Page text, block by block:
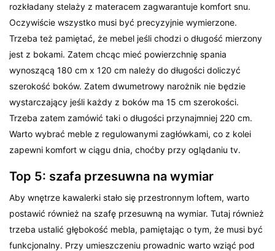
rozkładany stelaży z materacem zagwarantuje komfort snu.
Oczywiście wszystko musi być precyzyjnie wymierzone.
Trzeba też pamiętać, że mebel jeśli chodzi o długość mierzony
jest z bokami. Zatem chcąc mieć powierzchnię spania
wynoszącą 180 cm x 120 cm należy do długości doliczyć
szerokość boków. Zatem dwumetrowy narożnik nie będzie
wystarczający jeśli każdy z boków ma 15 cm szerokości.
Trzeba zatem zamówić taki o długości przynajmniej 220 cm.
Warto wybrać meble z regulowanymi zagłówkami, co z kolei
zapewni komfort w ciągu dnia, choćby przy oglądaniu tv.
Top 5: szafa przesuwna na wymiar
Aby wnętrze kawalerki stało się przestronnym loftem, warto
postawić również na szafę przesuwną na wymiar. Tutaj również
trzeba ustalić głębokość mebla, pamiętając o tym, że musi być
funkcjonalny. Przy umieszczeniu prowadnic warto wziąć pod